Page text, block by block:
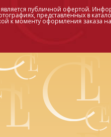
публичной офертой.
представленных в
к моменту оформления заказа